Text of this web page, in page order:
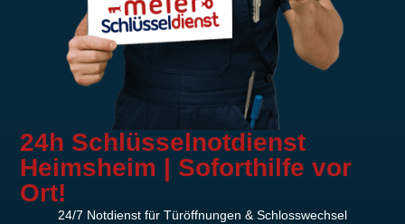
24h Schlüsselnotdienst
Heimsheim | Soforthilfe vor
Ort!
24/7 Notdienst für Türöffnungen & Schlosswechsel